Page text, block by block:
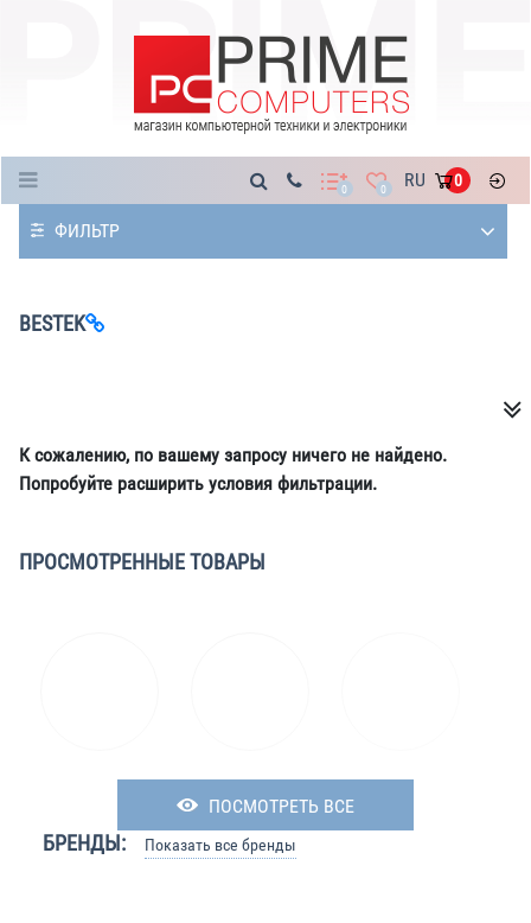
0 0 RU 0
ФИЛЬТР
BESTEK
К сожалению, по вашему запросу ничего не найдено.
Попробуйте расширить условия фильтрации.
ПРОСМОТРЕННЫЕ ТОВАРЫ
ПОСМОТРЕТЬ ВСЕ
БРЕНДЫ: Показать все бренды